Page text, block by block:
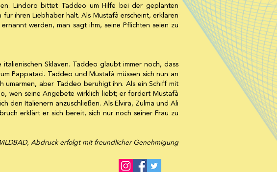
Lindoro bittet Taddeo um Hilfe bei der geplanten
für ihren Liebhaber hält. Als Mustafà erscheint, erklären
werden, man sagt ihm, seine Pflichten seien zu
Sklaven. Taddeo glaubt immer noch, dass
Pappataci. Taddeo und Mustafà müssen sich nun an
umarmen, aber Taddeo beruhigt ihn. Als ein Schiff mit
wen seine Angebete wirklich liebt; er fordert Mustafà
den Italienern anzuschließen. Als Elvira, Zulma und Ali
erklärt er sich bereit, sich nur noch seiner Frau zu
Abdruck erfolgt mit freundlicher Genehmigung